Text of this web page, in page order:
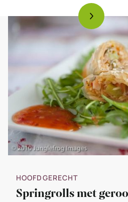
HOOFDGERECHT
Springrolls met